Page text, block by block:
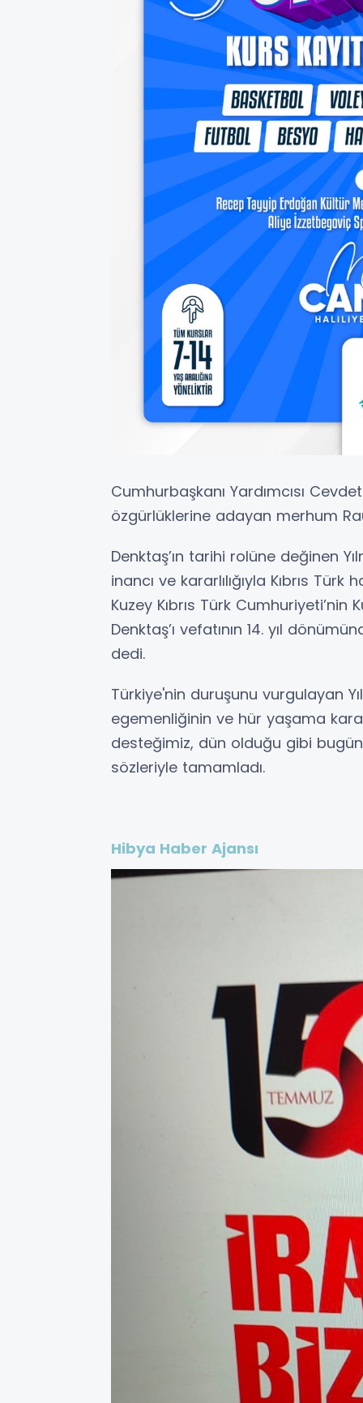
Cumhurbaşkanı Yardımcısı
özgürlüklerine adayan merhum
Denktaş’ın tarihi rolüne değinen
inancı ve kararlılığıyla Kıbrıs
Kuzey Kıbrıs Türk
Denktaş’ı vefatının 14. yıl
dedi.
Türkiye'nin duruşunu vurgulayan
egemenliğinin ve hür yaşama
desteğimiz, dün olduğu gibi bugün
sözleriyle tamamladı.
Hibya Haber Ajansı